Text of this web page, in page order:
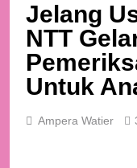
Jelang
NTT
Untuk
Ampera Watier